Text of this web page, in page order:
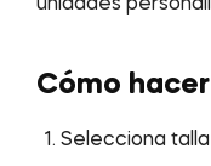
unidades
Cómo
Selecciona